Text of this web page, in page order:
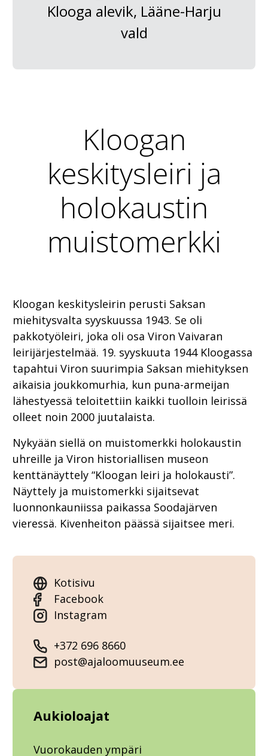
Klooga alevik, Lääne-Harju
vald
Kloogan
keskitysleiri ja
holokaustin
muistomerkki
Kloogan keskitysleirin perusti Saksan
miehitysvalta syyskuussa 1943. Se oli
pakkotyöleiri, joka oli osa Viron Vaivaran
leirijärjestelmää. 19. syyskuuta 1944 Kloogassa
tapahtui Viron suurimpia Saksan miehityksen
aikaisia joukkomurhia, kun puna-armeijan
lähestyessä teloitettiin kaikki tuolloin leirissä
olleet noin 2000 juutalaista.
Nykyään siellä on muistomerkki holokaustin
uhreille ja Viron historiallisen museon
kenttänäyttely “Kloogan leiri ja holokausti”.
Näyttely ja muistomerkki sijaitsevat
luonnonkauniissa paikassa Soodajärven
vieressä. Kivenheiton päässä sijaitsee meri.
Kotisivu
Facebook
Instagram
+372 696 8660
post@ajaloomuuseum.ee
Aukioloajat
Vuorokauden ympäri